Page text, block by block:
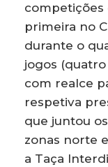
competições
primeira no
durante o
jogos
com realce
respetiva
que juntou
zonas norte
a Taça